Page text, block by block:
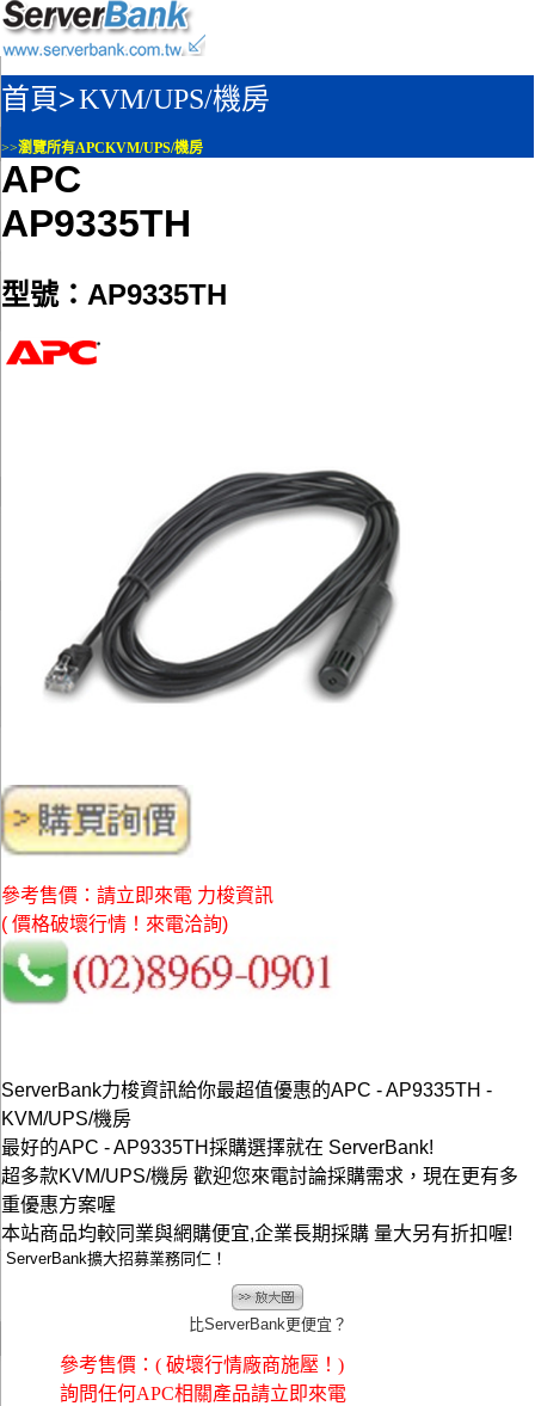
首頁>KVM/UPS/機房
>>瀏覽所有APCKVM/UPS/機房
APC
AP9335TH
型號：AP9335TH
參考售價：請立即來電 力梭資訊
( 價格破壞行情！來電洽詢)
ServerBank力梭資訊給你最超值優惠的APC - AP9335TH -
KVM/UPS/機房
最好的APC - AP9335TH採購選擇就在 ServerBank!
超多款KVM/UPS/機房 歡迎您來電討論採購需求，現在更有多
重優惠方案喔
本站商品均較同業與網購便宜,企業長期採購 量大另有折扣喔!
ServerBank擴大招募業務同仁！
比ServerBank更便宜？
參考售價：( 破壞行情廠商施壓！)
詢問任何APC相關產品請立即來電